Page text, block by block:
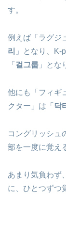
す。
例えば「ラグジ
리
」となり、
「 걸그룹 」とな
他にも「フィギ
クター」は「 닥
コングリッシュ
部を一度に覚え
あまり気負わず
に、ひとつずつ